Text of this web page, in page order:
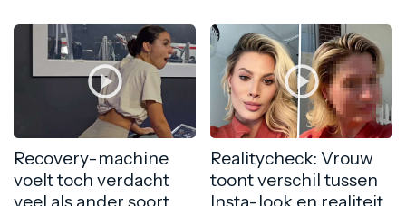
Recovery-machine
voelt toch verdacht
veel als ander soort
Realitycheck: Vrouw
toont verschil tussen
Insta-look en realiteit